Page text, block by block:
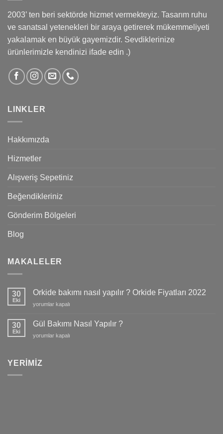
2003’ ten beri sektörde hizmet vermekteyiz. Tasarım ruhu
ve sanatsal yetenekleri bir araya getirerek mükemmeliyeti
yakalamak en büyük gayemizdir. Sevdiklerinize
ürünlerimizle kendinizi ifade edin .)
LINKLER
Hakkımızda
Hizmetler
Alışveriş Sepetiniz
Beğendikleriniz
Gönderim Bölgeleri
Blog
MAKALELER
30
Eki
Orkide bakımı nasıl yapılır ? Orkide Fiyatları 2022
Orkide
nasıl
?
2022
yorumlar kapalı
30
Eki
Gül Bakımı Nasıl Yapılır ?
Gül
Yapılır
yorumlar kapalı
YERIMIZ